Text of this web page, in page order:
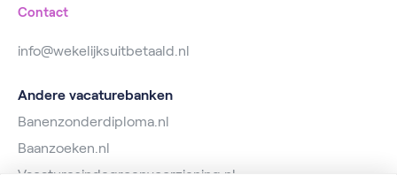
Contact
info@wekelijksuitbetaald.nl
Andere vacaturebanken
Banenzonderdiploma.nl
Baanzoeken.nl